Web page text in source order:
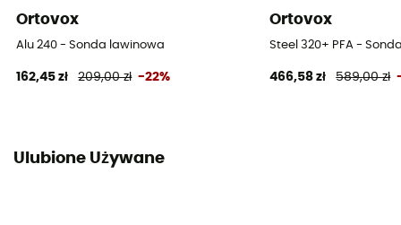
Ortovox
Alu 240 - Sonda lawinowa
162,45 zł 209,00 zł -22%
Ortovox
Steel 320+ PFA -
466,58 zł 589,00 zł
Ulubione Używane